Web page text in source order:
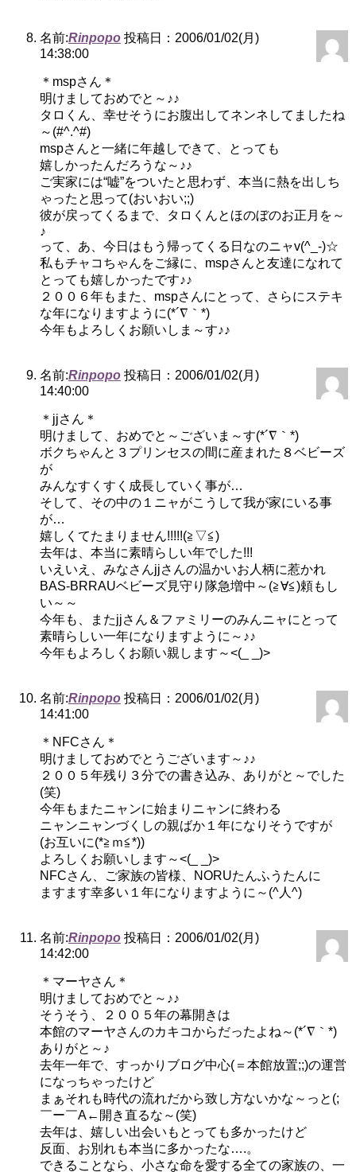
名前:Rinpopo 投稿日：2006/01/02(月)
14:38:00
＊mspさん＊
明けましておめでと～♪♪
タロくん、幸せそうにお腹出してネンネしてましたね
～(#^.^#)
mspさんと一緒に年越しできて、とっても
嬉しかったんだろうな～♪♪
ご実家には“嘘”をついたと思わず、本当に熱を出しち
ゃったと思って(おいおい;;)
彼が戻ってくるまで、タロくんとほのぼのお正月を～
♪
って、あ、今日はもう帰ってくる日なのニャv(^_-)☆
私もチャコちゃんをご縁に、mspさんと友達になれて
とっても嬉しかったです♪♪
２００６年もまた、mspさんにとって、さらにステキ
な年になりますように(*´∇｀*)
今年もよろしくお願いしま～す♪♪
名前:Rinpopo 投稿日：2006/01/02(月)
14:40:00
＊jjさん＊
明けまして、おめでと～ございま～す(*´∇｀*)
ボクちゃんと３プリンセスの間に産まれた８ベビーズ
が
みんなすくすく成長していく事が…
そして、その中の１ニャがこうして我が家にいる事
が…
嬉しくてたまりません!!!!!(≧▽≦)
去年は、本当に素晴らしい年でした!!!
いえいえ、みなさんjjさんの温かいお人柄に惹かれ
BAS-BRRAUベビーズ見守り隊急増中～(≧∀≦)頼もし
い～～
今年も、またjjさん＆ファミリーのみんニャにとって
素晴らしい一年になりますように～♪♪
今年もよろしくお願い親します～<(_ _)>
名前:Rinpopo 投稿日：2006/01/02(月)
14:41:00
＊NFCさん＊
明けましておめでとうございます～♪♪
２００５年残り３分での書き込み、ありがと～でした
(笑)
今年もまたニャンに始まりニャンに終わる
ニャンニャンづくしの親ばか１年になりそうですが
(お互いに(*≧ｍ≦*))
よろしくお願いします～<(_ _)>
NFCさん、ご家族の皆様、NORUたんふうたんに
ますます幸多い１年になりますように～(^人^)
名前:Rinpopo 投稿日：2006/01/02(月)
14:42:00
＊マーヤさん＊
明けましておめでと～♪♪
そうそう、２００５年の幕開きは
本館のマーヤさんのカキコからだったよね～(*´∇｀*)
ありがと～♪
去年一年で、すっかりブログ中心(＝本館放置;;)の運営
になっちゃったけど
まぁそれも時代の流れだから致し方ないかな～っと(;
￣ー￣A←開き直るな～(笑)
去年は、嬉しい出会いもとっても多かったけど
反面、お別れも本当に多かったな….。
できることなら、小さな命を愛する全ての家族の、一